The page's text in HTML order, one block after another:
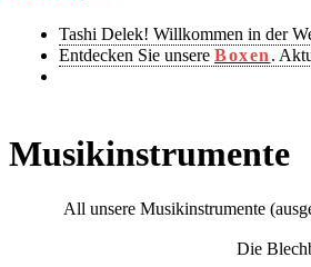
Tashi Delek! Willkommen in der
Entdecken Sie unsere Boxen .
Musikinstrumente
All unsere Musikinstrumente
Die